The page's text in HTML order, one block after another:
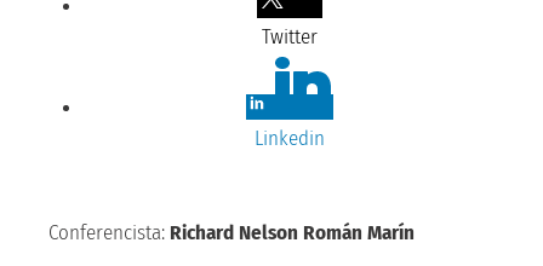
Twitter
Linkedin
Conferencista: Richard Nelson Román Marín